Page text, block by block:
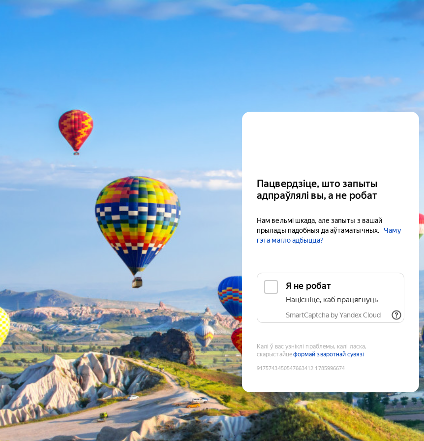
Пацвердзіце, што запыты
адпраўлялі вы, а не робат
Нам вельмі шкада, але запыты з вашай
прылады падобныя да аўтаматычных.
Чаму
гэта магло адбыцца?
Я не робат
Націсніце, каб працягнуць
SmartCaptcha by Yandex Cloud
Калі ў вас узніклі праблемы, калі ласка,
скарыстайцеформай зваротнай сувязі
9175743450547663412:1785996674